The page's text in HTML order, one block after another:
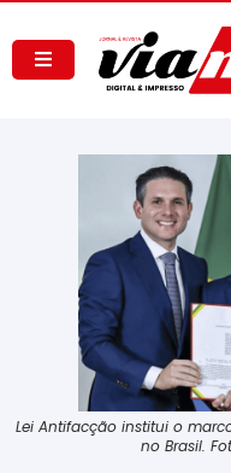
Lei Antifacção institui o
no Brasil.